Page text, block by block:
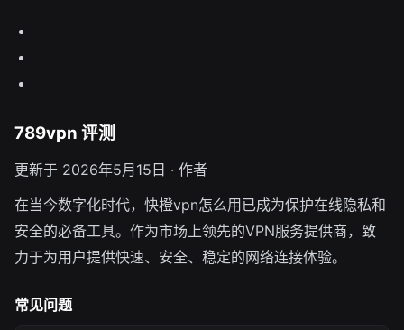
789vpn 评测
更新于 2026年5月15日 · 作者
在当今数字化时代，快橙vpn怎么用已成为保护在线隐私和
安全的必备工具。作为市场上领先的VPN服务提供商，致
力于为用户提供快速、安全、稳定的网络连接体验。
常见问题